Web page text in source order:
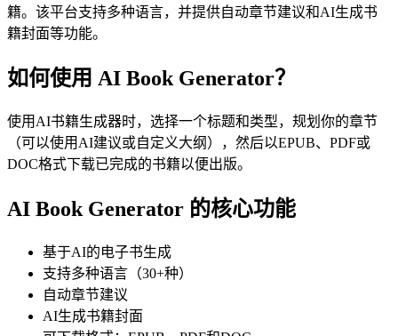
籍。该平台支持多种语言，并提供自动章节建议和AI生成书
籍封面等功能。
如何使用 AI Book Generator？
使用AI书籍生成器时，选择一个标题和类型，规划你的章节
（可以使用AI建议或自定义大纲），然后以EPUB、PDF或
DOC格式下载已完成的书籍以便出版。
AI Book Generator 的核心功能
基于AI的电子书生成
支持多种语言（30+种）
自动章节建议
AI生成书籍封面